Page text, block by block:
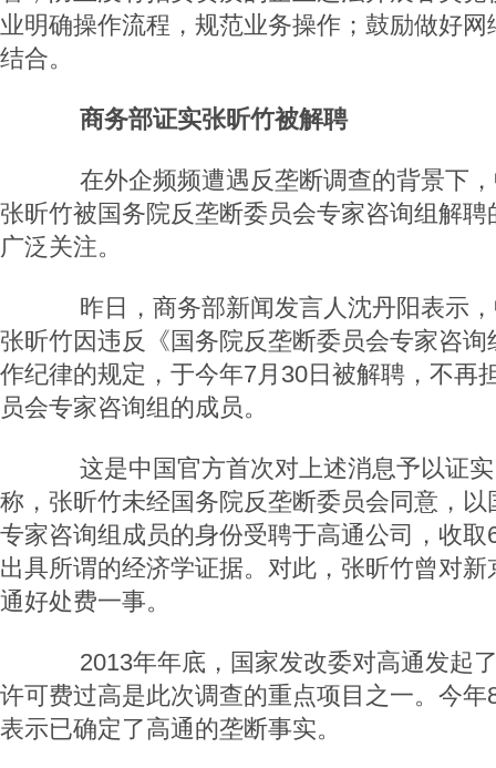
业明确操作流程，规范业务操作；鼓励做好
结合。
商务部证实张昕竹被解聘
在外企频频遭遇反垄断调查的背景下，
张昕竹被国务院反垄断委员会专家咨询组解
广泛关注。
昨日，商务部新闻发言人沈丹阳表示，
张昕竹因违反《国务院反垄断委员会专家咨
作纪律的规定，于今年7月30日被解聘，不再
员会专家咨询组的成员。
这是中国官方首次对上述消息予以证实
称，张昕竹未经国务院反垄断委员会同意，
专家咨询组成员的身份受聘于高通公司，收
出具所谓的经济学证据。对此，张昕竹曾对
通好处费一事。
2013年年底，国家发改委对高通发起
许可费过高是此次调查的重点项目之一。今
表示已确定了高通的垄断事实。